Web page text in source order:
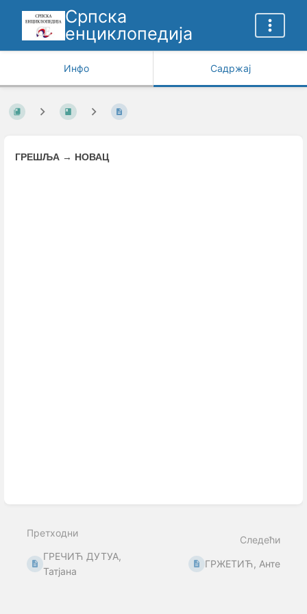
Српска
енциклопедија
Инфо Садржај
ГРЕШЉА → НОВАЦ
Претходни
ГРЕЧИЋ ДУТУА,
Татјана
Следећи
ГРЖЕТИЋ, Анте